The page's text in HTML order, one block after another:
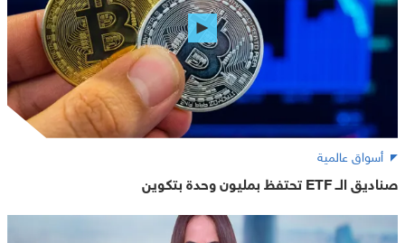
أسواق عالمية
صناديق الــ ETF تحتفظ بمليون وحدة بتكوين